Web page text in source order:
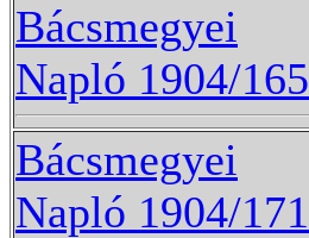
Bácsmegyei
Napló 1904/165
Bácsmegyei
Napló 1904/171